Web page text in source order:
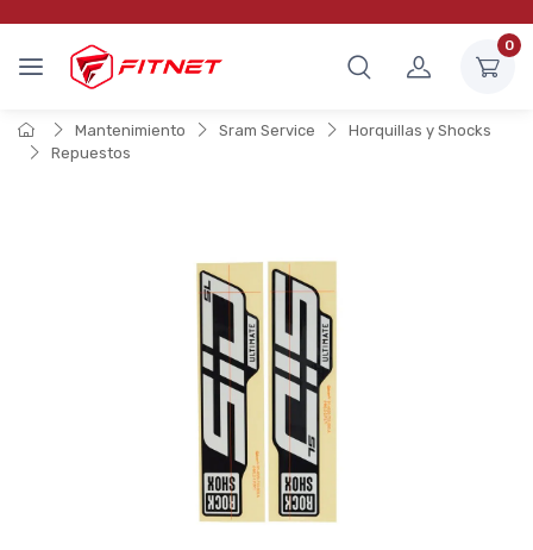
0
Mantenimiento Sram Service
Horquillas y Shocks
Repuestos